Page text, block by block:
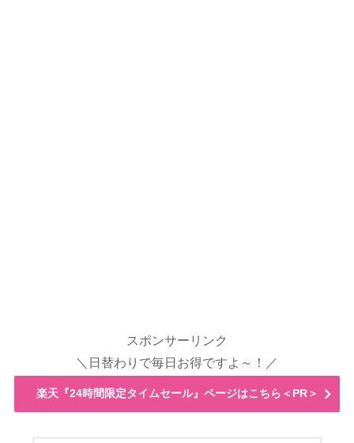
スポンサーリンク
＼日替わりで毎日お得ですよ～！／
楽天『24時間限定タイムセール』ページはこちら＜PR＞